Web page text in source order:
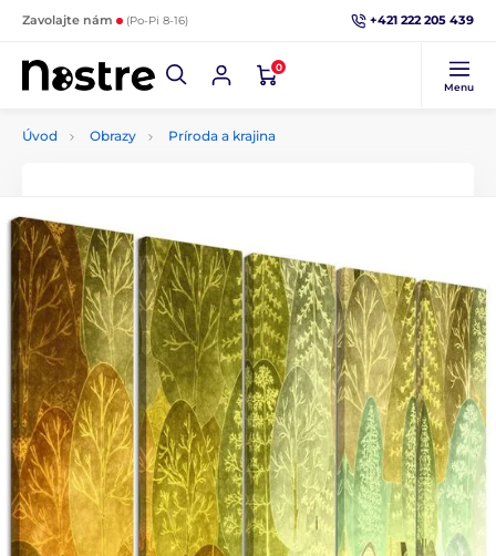
Zavolajte nám (Po-Pi 8-16) +421 222 205 439
0
Menu
Úvod Obrazy Príroda a krajina